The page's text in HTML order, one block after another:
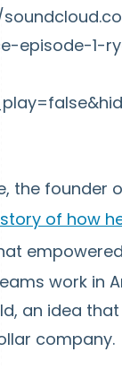
episode-1-
the founder
of how
work in
an idea
company.